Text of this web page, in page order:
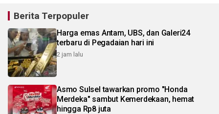
Berita Terpopuler
Harga emas Antam, UBS, dan Galeri24
terbaru di Pegadaian hari ini
2 jam lalu
Asmo Sulsel tawarkan promo "Honda
Merdeka" sambut Kemerdekaan, hemat
hingga Rp8 juta